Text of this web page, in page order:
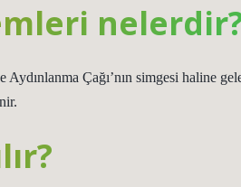
Çağı’nın simgesi haline